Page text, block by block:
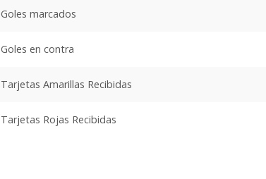
Goles marcados
Goles en contra
Tarjetas Amarillas Recibidas
Tarjetas Rojas Recibidas